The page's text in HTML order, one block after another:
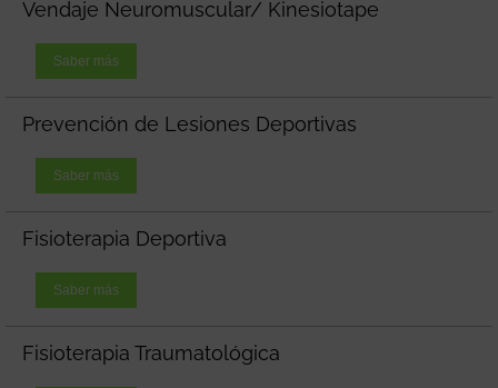
Vendaje Neuromuscular/ Kinesiotape
Saber más
Prevención de Lesiones Deportivas
Saber más
Fisioterapia Deportiva
Saber más
Fisioterapia Traumatológica